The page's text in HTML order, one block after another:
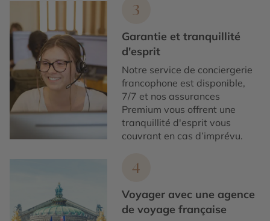
3
Garantie et tranquillité
d'esprit
Notre service de conciergerie
francophone est disponible,
7/7 et nos assurances
Premium vous offrent une
tranquillité d'esprit vous
couvrant en cas d’imprévu.
4
Voyager avec une agence
de voyage française